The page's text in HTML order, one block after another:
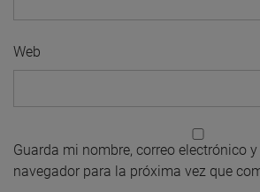
Web
Guarda mi nombre, correo electrónico
navegador para la próxima vez que